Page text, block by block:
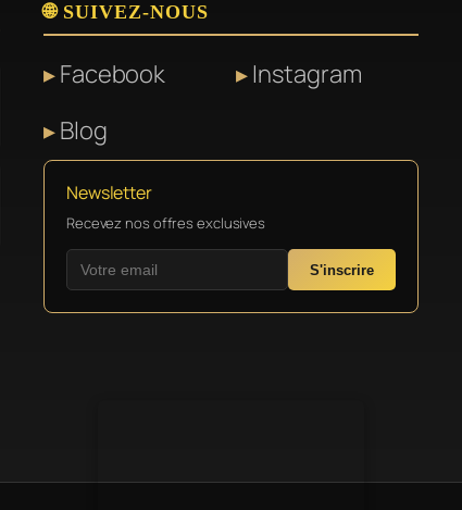
🌐 SUIVEZ-NOUS
Facebook
Instagram
Blog
Newsletter
Recevez nos offres exclusives
S'inscrire